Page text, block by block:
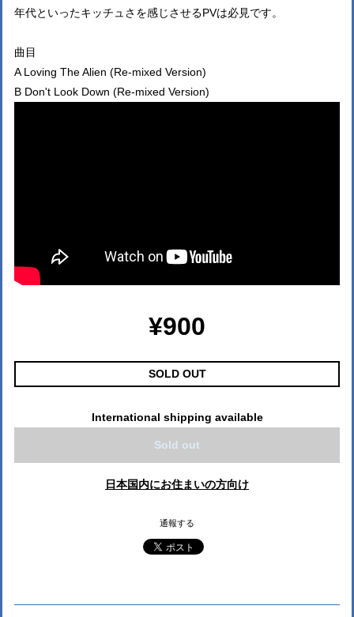
年代といったキッチュさを感じさせるPVは必見です。
曲目
A Loving The Alien (Re-mixed Version)
B Don't Look Down (Re-mixed Version)
¥900
SOLD OUT
International shipping available
Sold out
日本国内にお住まいの方向け
通報する